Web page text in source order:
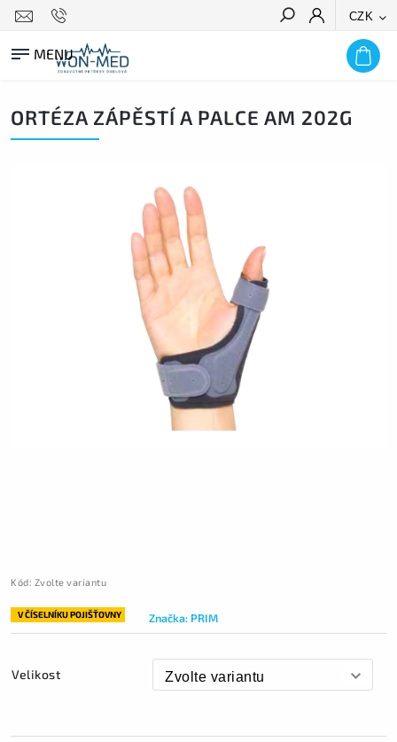
CZK
HLEDAT
ORTÉZA ZÁPĚSTÍ A PALCE AM 202G
Kód: Zvolte variantu
V ČÍSELNÍKU POJIŠŤOVNY Značka: PRIM
Velikost